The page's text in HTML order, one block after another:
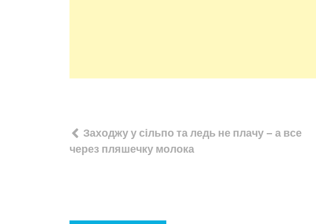
Навігація
записів
Заходжу у сільпо та ледь не плачу – а все
через пляшечку молока